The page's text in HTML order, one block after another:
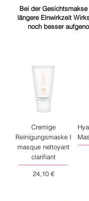
Bei der
längere Einwirkzeit
noch besser
Cremige
Reinigungsmaske I
masque nettoyant
clarifiant
Preis
24,10 €